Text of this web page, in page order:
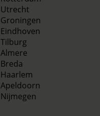
Utrecht
Groningen
Eindhoven
Tilburg
Almere
Breda
Haarlem
Apeldoorn
Nijmegen